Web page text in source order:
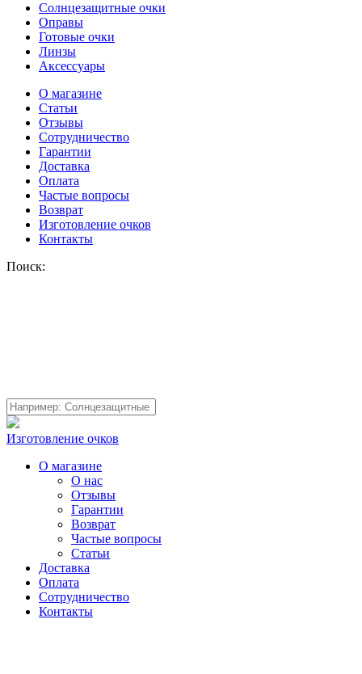
Солнцезащитные очки
Оправы
Готовые очки
Линзы
Аксессуары
О магазине
Статьи
Отзывы
Сотрудничество
Гарантии
Доставка
Оплата
Частые вопросы
Возврат
Изготовление очков
Контакты
Поиск:
Изготовление очков
О магазине
О нас
Отзывы
Гарантии
Возврат
Частые вопросы
Статьи
Доставка
Оплата
Сотрудничество
Контакты